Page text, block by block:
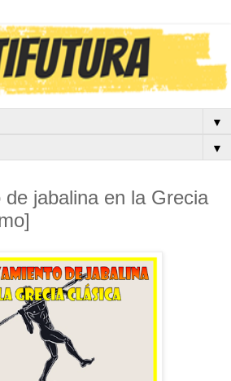
▼
▼
de jabalina en la Grecia